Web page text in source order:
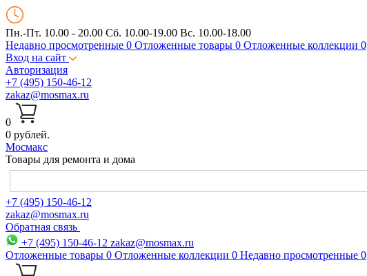
Пн.-Пт. 10.00 - 20.00 Сб. 10.00-19.00 Вс. 10.00-18.00
Недавно просмотренные 0 Отложенные товары 0 Отложенные коллекции 0
Вход на сайт
Авторизация
+7 (495) 150-46-12
zakaz@mosmax.ru
0
0 рублей.
Мосмакс
Товары для ремонта и дома
+7 (495) 150-46-12
zakaz@mosmax.ru
Обратная связь
+7 (495) 150-46-12 zakaz@mosmax.ru
Отложенные товары 0 Отложенные коллекции 0 Недавно просмотренные 0